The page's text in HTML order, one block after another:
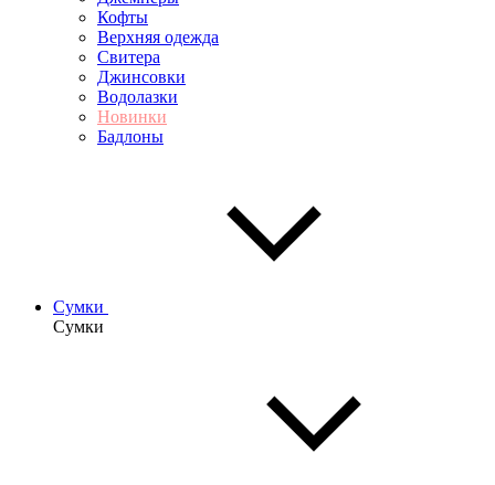
Кофты
Верхняя одежда
Свитера
Джинсовки
Водолазки
Новинки
Бадлоны
Сумки
Сумки